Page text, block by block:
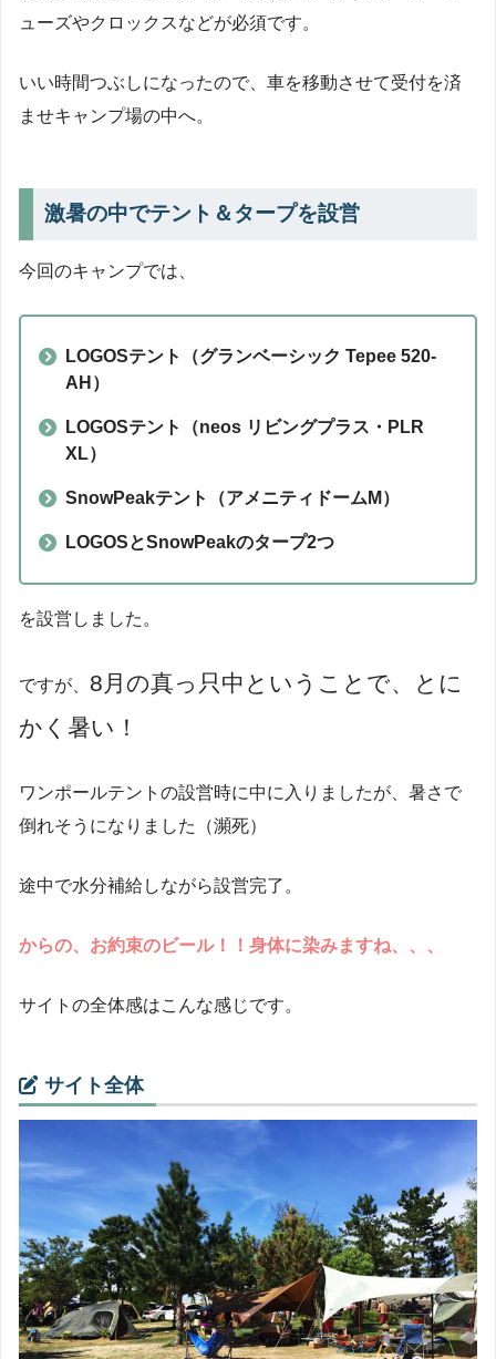
ューズやクロックスなどが必須です。
いい時間つぶしになったので、車を移動させて受付を済
ませキャンプ場の中へ。
激暑の中でテント＆タープを設営
今回のキャンプでは、
LOGOSテント（グランベーシック Tepee 520-
AH）
LOGOSテント（neos リビングプラス・PLR
XL）
SnowPeakテント（アメニティドームM）
LOGOSとSnowPeakのタープ2つ
を設営しました。
ですが、 8月の真っ只中ということで、とに
かく暑い！
ワンポールテントの設営時に中に入りましたが、暑さで
倒れそうになりました（瀕死）
途中で水分補給しながら設営完了。
からの、お約束のビール！！身体に染みますね、、、
サイトの全体感はこんな感じです。
サイト全体